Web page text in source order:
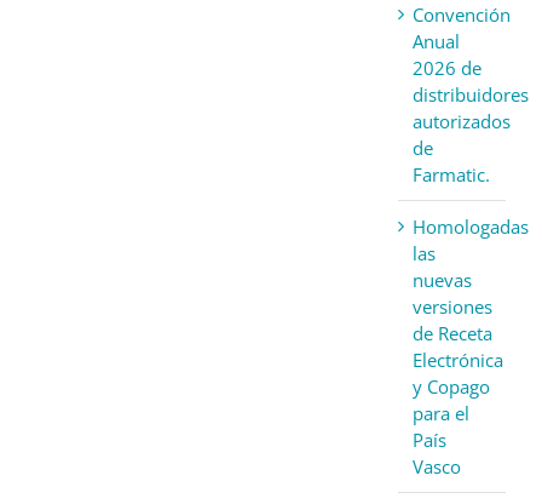
Convención
Anual
2026 de
distribuidores
autorizados
de
Farmatic.
Homologadas
las
nuevas
versiones
de Receta
Electrónica
y Copago
para el
País
Vasco